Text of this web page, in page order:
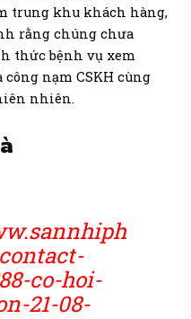
trung khu khách hàng,
rằng chúng chưa
thức bệnh vụ xem
nạm CSKH cùng
nhiên.
co-hoi-
21-08-